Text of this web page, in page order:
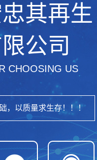
其再生
公司
CHOOSING US
，以质量求生存！！！